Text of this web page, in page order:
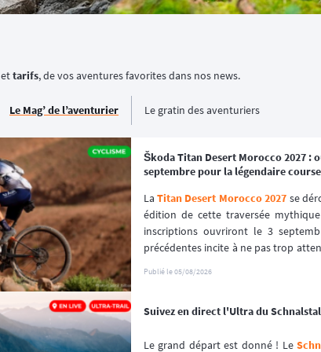
ettarifs, de vos aventures favorites dans nos news.
Le Mag’ de l’aventurier Le gratin des aventuriers
Škoda Titan Desert Morocco 2027 :
septembre pour la légendaire
La Titan Desert Morocco 2027 se
édition de cette traversée
inscriptions ouvriront le 3
précédentes incite à ne pas trop
Publié le05/08/2026
Suivez en direct l'Ultra du
Le grand départ est donné ! Le